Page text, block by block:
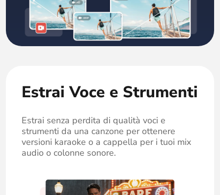
Estrai Voce e Strumenti
Estrai senza perdita di qualità voci e
strumenti da una canzone per ottenere
versioni karaoke o a cappella per i tuoi mix
audio o colonne sonore.